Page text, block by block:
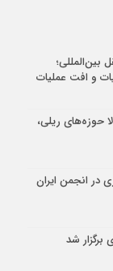
بین‌المللی؛
و افت عملیات
حوزه‌های ریلی،
در انجمن ایران
شد